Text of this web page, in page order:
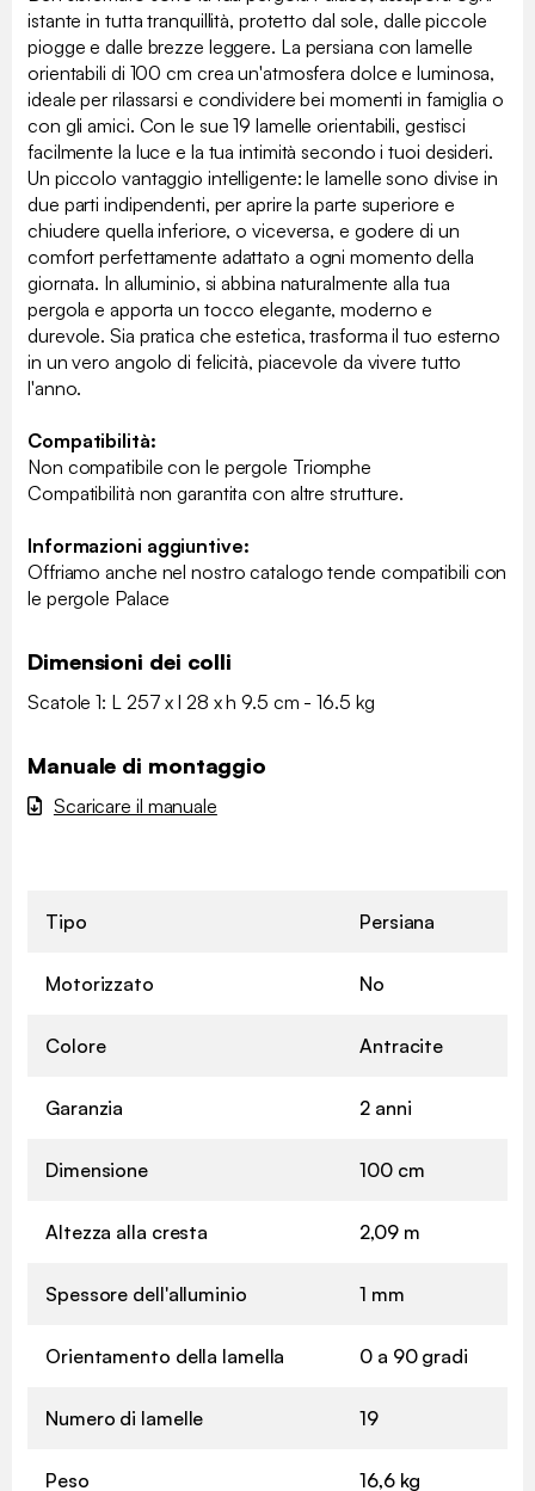
istante in tutta tranquillità, protetto dal sole, dalle piccole
piogge e dalle brezze leggere. La persiana con lamelle
orientabili di 100 cm crea un'atmosfera dolce e luminosa,
ideale per rilassarsi e condividere bei momenti in famiglia o
con gli amici. Con le sue 19 lamelle orientabili, gestisci
facilmente la luce e la tua intimità secondo i tuoi desideri.
Un piccolo vantaggio intelligente: le lamelle sono divise in
due parti indipendenti, per aprire la parte superiore e
chiudere quella inferiore, o viceversa, e godere di un
comfort perfettamente adattato a ogni momento della
giornata. In alluminio, si abbina naturalmente alla tua
pergola e apporta un tocco elegante, moderno e
durevole. Sia pratica che estetica, trasforma il tuo esterno
in un vero angolo di felicità, piacevole da vivere tutto
l'anno.
Compatibilità:
Non compatibile con le pergole Triomphe
Compatibilità non garantita con altre strutture.
Informazioni aggiuntive:
Offriamo anche nel nostro catalogo tende compatibili con
le pergole Palace
Dimensioni dei colli
Scatole 1: L 257 x l 28 x h 9.5 cm - 16.5 kg
Manuale di montaggio
Scaricare il manuale
Tipo Persiana
Motorizzato No
Colore Antracite
Garanzia 2 anni
Dimensione 100 cm
Altezza alla cresta 2,09 m
Spessore dell'alluminio 1 mm
Orientamento della lamella 0 a 90 gradi
Numero di lamelle 19
Peso 16,6 kg